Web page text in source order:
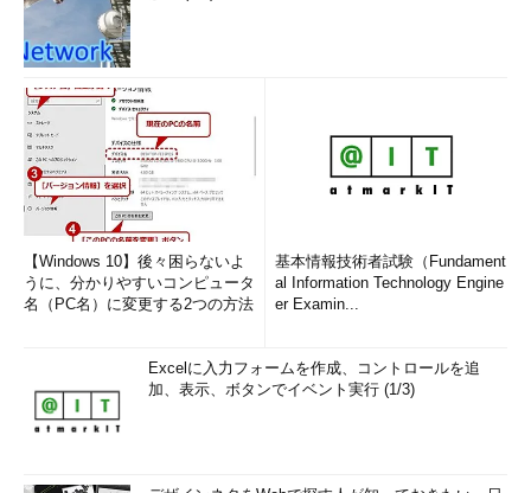
【Windows 10】後々困らないよ
うに、分かりやすいコンピュータ
名（PC名）に変更する2つの方法
基本情報技術者試験（Fundament
al Information Technology Engine
er Examin...
Excelに入力フォームを作成、コントロールを追
加、表示、ボタンでイベント実行 (1/3)